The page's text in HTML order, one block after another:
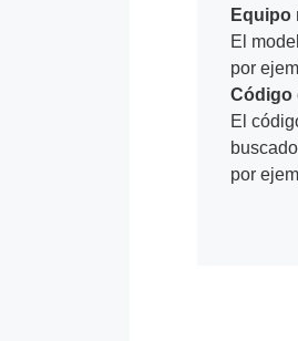
Equipo
El
por
Código
El
por